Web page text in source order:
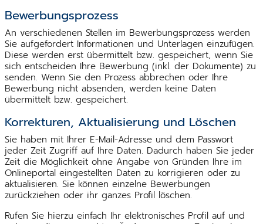
Bewerbungsprozess
An verschiedenen Stellen im Bewerbungsprozess werden
Sie aufgefordert Informationen und Unterlagen einzufügen.
Diese werden erst übermittelt bzw. gespeichert, wenn Sie
sich entscheiden Ihre Bewerbung (inkl. der Dokumente) zu
senden. Wenn Sie den Prozess abbrechen oder Ihre
Bewerbung nicht absenden, werden keine Daten
übermittelt bzw. gespeichert.
Korrekturen, Aktualisierung und Löschen
Sie haben mit Ihrer E-Mail-Adresse und dem Passwort
jeder Zeit Zugriff auf Ihre Daten. Dadurch haben Sie jeder
Zeit die Möglichkeit ohne Angabe von Gründen Ihre im
Onlineportal eingestellten Daten zu korrigieren oder zu
aktualisieren. Sie können einzelne Bewerbungen
zurückziehen oder ihr ganzes Profil löschen.
Rufen Sie hierzu einfach Ihr elektronisches Profil auf und